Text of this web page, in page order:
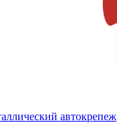
автокрепеж